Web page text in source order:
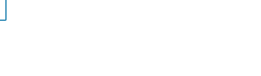
nova)